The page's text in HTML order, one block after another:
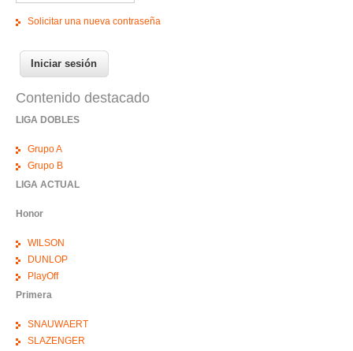
Solicitar una nueva contraseña
Contenido destacado
LIGA DOBLES
Grupo A
Grupo B
LIGA ACTUAL
Honor
WILSON
DUNLOP
PlayOff
Primera
SNAUWAERT
SLAZENGER